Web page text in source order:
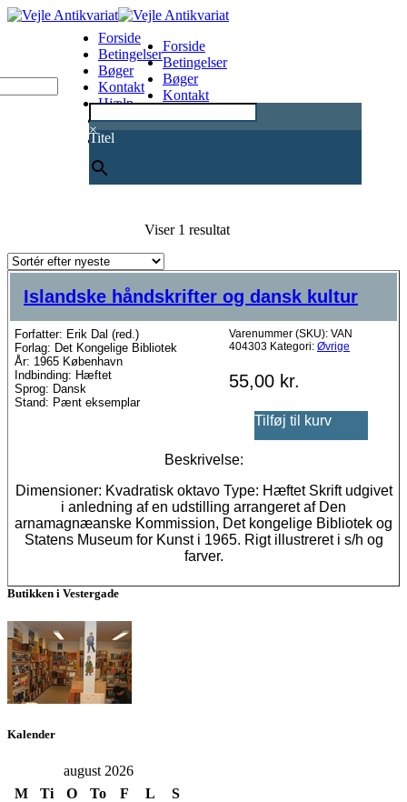
×
Titel
Forside
Betingelser
Bøger
Kontakt
Hjælp
0
Forside
Betingelser
Bøger
Kontakt
Viser 1 resultat
Islandske håndskrifter og dansk kultur
Forfatter: Erik Dal (red.)
Forlag: Det Kongelige Bibliotek
År: 1965 København
Indbinding: Hæftet
Sprog: Dansk
Stand: Pænt eksemplar
Varenummer (SKU): VAN
404303 Kategori: Øvrige
55,00 kr.
Tilføj til kurv
Beskrivelse:
Dimensioner: Kvadratisk oktavo Type: Hæftet Skrift udgivet
i anledning af en udstilling arrangeret af Den
arnamagnæanske Kommission, Det kongelige Bibliotek og
Statens Museum for Kunst i 1965. Rigt illustreret i s/h og
farver.
Butikken i Vestergade
Kalender
august 2026
M
Ti O To F L
S